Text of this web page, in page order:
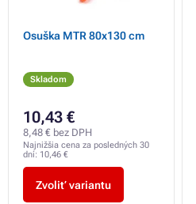
Osuška MTR 80x130 cm
Skladom
10,43 €
8,48 € bez DPH
Najnižšia cena za posledných 30
dní: 10,46 €
Zvoliť variantu